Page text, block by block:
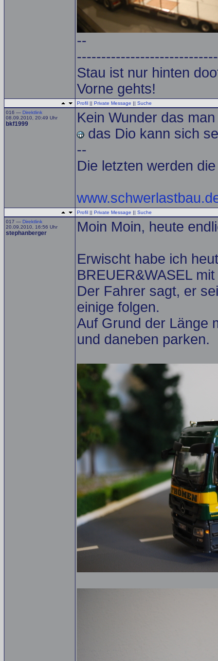
--
Stau ist nur hinten
Vorne gehts!
Profil || Private Message || Suche
016 — Direktlink
08.09.2010, 20:49 Uhr
bkf1999
Kein Wunder das
das Dio kann sich
--
Die letzten werden
Profil || Private Message || Suche
017 — Direktlink
20.09.2010, 16:56 Uhr
stephanberger Moin Moin, heute
Erwischt habe ich
BREUER&WASEL
Der Fahrer sagt, er
einige folgen.
Auf Grund der Länge
und daneben parken.